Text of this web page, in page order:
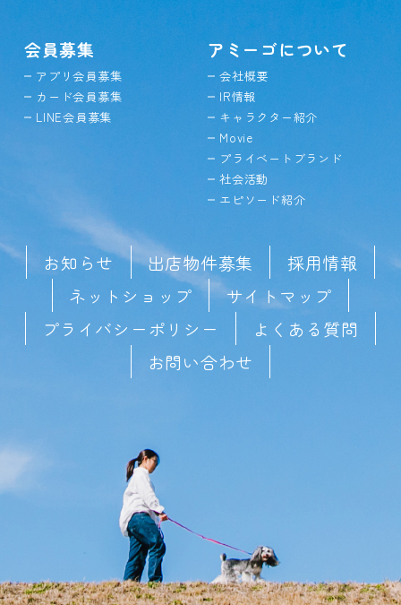
会員募集
アプリ会員募集
カード会員募集
LINE会員募集
アミーゴについて
会社概要
IR情報
キャラクター紹介
Movie
プライベートブランド
社会活動
エピソード紹介
お知らせ 出店物件募集
採用情報
ネットショップ
サイトマップ
プライバシーポリシー
よくある質問
お問い合わせ